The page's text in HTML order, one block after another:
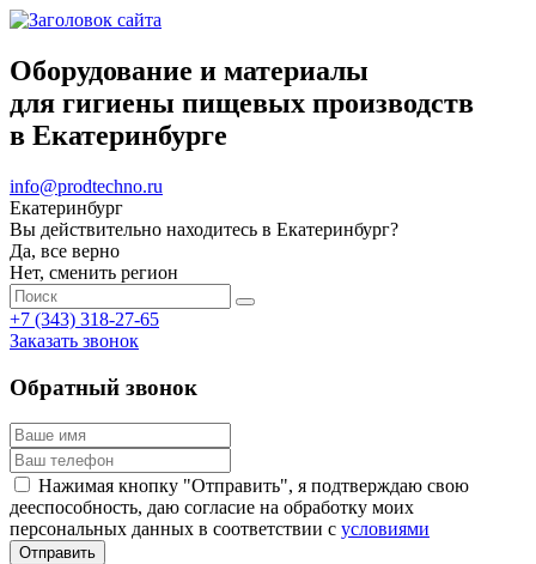
Оборудование и материалы
для гигиены пищевых производств
в Екатеринбурге
info@prodtechno.ru
Екатеринбург
Вы действительно находитесь в Екатеринбург?
Да, все верно
Нет, сменить регион
+7 (343) 318-27-65
Заказать звонок
Обратный звонок
Нажимая кнопку "Отправить", я подтверждаю свою
дееспособность, даю согласие на обработку моих
персональных данных в соответствии с условиями